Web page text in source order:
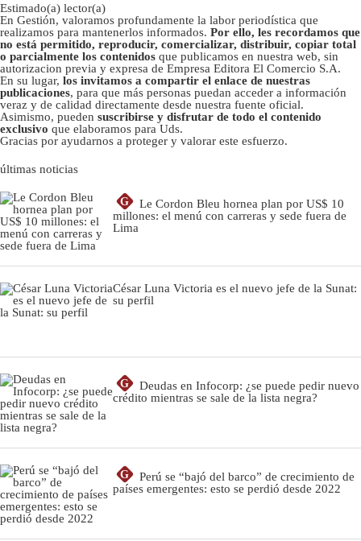
Estimado(a) lector(a)
En Gestión, valoramos profundamente la labor periodística que
realizamos para mantenerlos informados. Por ello, les recordamos que
no está permitido, reproducir, comercializar, distribuir, copiar total
o parcialmente los contenidos que publicamos en nuestra web, sin
autorizacion previa y expresa de Empresa Editora El Comercio S.A.
En su lugar, los invitamos a compartir el enlace de nuestras
publicaciones, para que más personas puedan acceder a información
veraz y de calidad directamente desde nuestra fuente oficial.
Asimismo, pueden suscribirse y disfrutar de todo el contenido
exclusivo que elaboramos para Uds.
Gracias por ayudarnos a proteger y valorar este esfuerzo.
últimas noticias
G
Le Cordon Bleu hornea plan por US$ 10
millones: el menú con carreras y sede fuera de
Lima
César Luna Victoria es el nuevo jefe de la Sunat:
su perfil
G
Deudas en Infocorp: ¿se puede pedir nuevo
crédito mientras se sale de la lista negra?
G
Perú se “bajó del barco” de crecimiento de
países emergentes: esto se perdió desde 2022